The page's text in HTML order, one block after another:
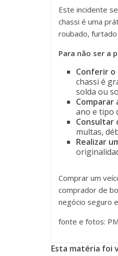
Este incidente
chassi é uma
roubado,
Para não ser a
Conferir o
chassi é
solda ou
Comparar
ano e tipo
Consultar
multas,
Realizar
Comprar um
comprador de
negócio seguro
fonte e fotos:
Esta matéria foi